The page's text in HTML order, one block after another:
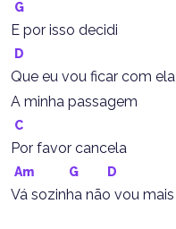
G
E por isso decidi
D
Que eu vou ficar com ela
A minha passagem
C
Por favor cancela
Am G D
Vá sozinha não vou mais